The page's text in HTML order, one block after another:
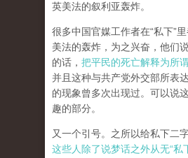
英美法的叙利亚轰炸。
很多中国官媒工作者在“私下”
美法的轰炸，为之兴奋，他们
的话， 把平民的死亡解释为所
并且这种与共产党外交部所表
的现象曾多次出现过。可以说
趣的部分。
又一个引号。之所以给私下二
这些人除了说梦话之外从无“私